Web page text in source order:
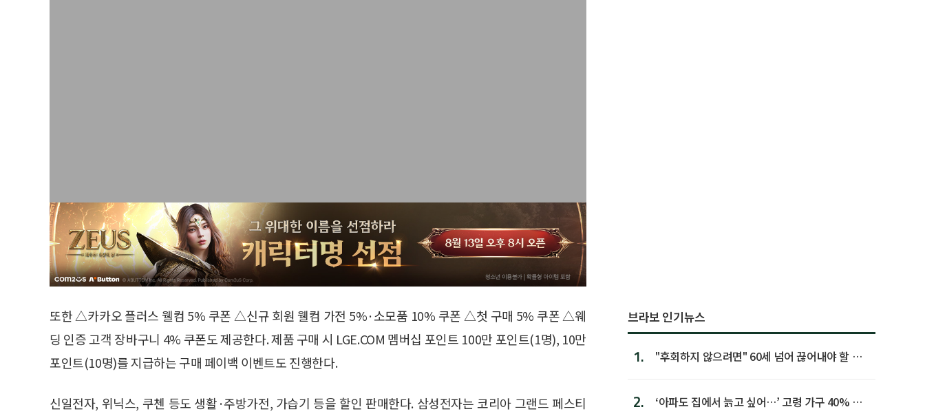
또한 △카카오 플러스 웰컴 5% 쿠폰 △신규 회원 웰컴 가전 5%·소모품 10% 쿠폰 △첫 구매 5% 쿠폰 △웨
딩 인증 고객 장바구니 4% 쿠폰도 제공한다. 제품 구매 시 LGE.COM 멤버십 포인트 100만 포인트(1명), 10만
포인트(10명)를 지급하는 구매 페이백 이벤트도 진행한다.
신일전자, 위닉스, 쿠첸 등도 생활·주방가전, 가습기 등을 할인 판매한다. 삼성전자는 코리아 그랜드 페스티
브라보 인기뉴스
1.
"후회하지 않으려면" 60세 넘어 끊어내야 할 사
2.
‘아파도 집에서 늙고 싶어…’ 고령 가구 40% 노